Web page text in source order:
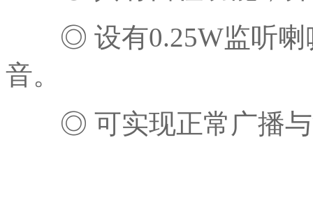
◎ 设有0.25W监听喇
音。
◎ 可实现正常广播与